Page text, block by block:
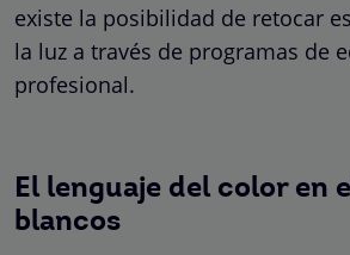
existe la posibilidad de retocar
la luz a través de programas de
profesional.
El lenguaje del color en
blancos